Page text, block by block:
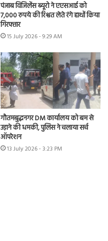
पंजाब विजिलेंस ब्यूरो ने एएसआई को
7,000 रुपये की रिश्वत लेते रंगे हाथों किया
गिरफ्तार
15 July 2026 - 9:29 AM
गौतमबुद्धनगर DM कार्यालय को बम से
उड़ाने की धमकी, पुलिस ने चलाया सर्च
ऑपरेशन
13 July 2026 - 3:23 PM